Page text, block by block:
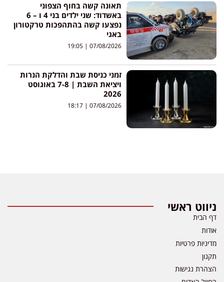
תאונה קשה בחוף הצפוני
באשדוד: שני ילדים בני 4 ו – 6
נפצעו קשה בהתהפכות טרקטורון
באגי
07/08/2026
זמני כניסת שבת והדלקת הנרות
ויציאת השבת | 7-8 באוגוסט
2026
07/08/2026
ניווט ראשי
דף הבית
אודות
מדיניות פרטיות
תקנון
הצהרת נגישות